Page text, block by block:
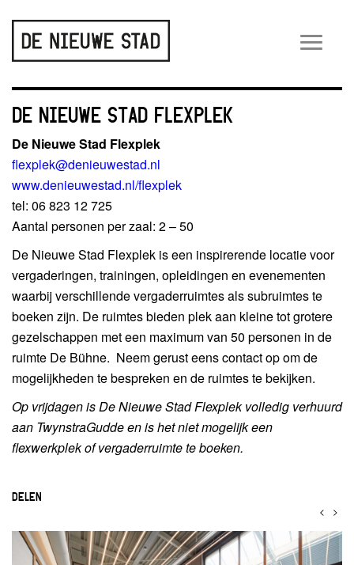
DE NIEUWE STAD FLEXPLEK
De Nieuwe Stad Flexplek
flexplek@denieuwestad.nl
www.denieuwestad.nl/flexplek
tel: 06 823 12 725
Aantal personen per zaal: 2 – 50
De Nieuwe Stad Flexplek is een inspirerende locatie voor
vergaderingen, trainingen, opleidingen en evenementen
waarbij verschillende vergaderruimtes als subruimtes te
boeken zijn. De ruimtes bieden plek aan kleine tot grotere
gezelschappen met een maximum van 50 personen in de
ruimte De Bühne. Neem gerust eens contact op om de
mogelijkheden te bespreken en de ruimtes te bekijken.
Op vrijdagen is De Nieuwe Stad Flexplek volledig verhuurd
aan TwynstraGudde en is het niet mogelijk een
flexwerkplek of vergaderruimte te boeken.
DELEN
< >